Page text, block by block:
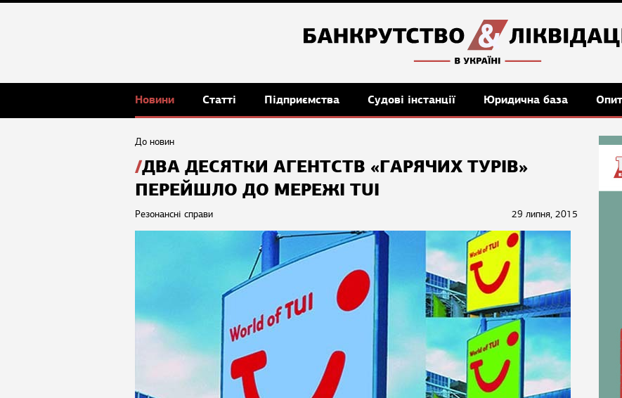
Новини Статті Підприємства Судові інстанції Юридична база
До новин
ДВА ДЕСЯТКИ АГЕНТСТВ «ГАРЯЧИХ ТУРІВ»
ПЕРЕЙШЛО ДО МЕРЕЖІ TUI
29 липня, 2015
Резонансні справи